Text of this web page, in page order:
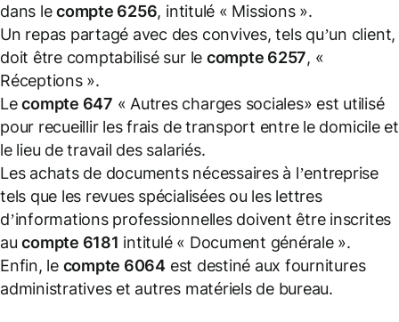
dans lecompte 6256, intitulé « Missions ».
Un repas partagé avec des convives, tels qu’un client,
doit être comptabilisé sur le compte 6257, «
Réceptions ».
Lecompte 647 « Autres charges sociales» est utilisé
pour recueillir les frais de transport entre le domicile et
le lieu de travail des salariés.
Les achats de documents nécessaires à l’entreprise
tels que les revues spécialisées ou les lettres
d’informations professionnelles doivent être inscrites
aucompte 6181 intitulé « Document générale ».
Enfin, le compte 6064est destiné aux fournitures
administratives et autres matériels de bureau.